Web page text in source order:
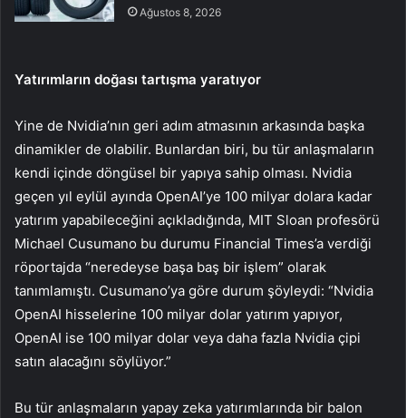
Ağustos 8, 2026
Yatırımların doğası tartışma yaratıyor
Yine de Nvidia’nın geri adım atmasının arkasında başka
dinamikler de olabilir. Bunlardan biri, bu tür anlaşmaların
kendi içinde döngüsel bir yapıya sahip olması. Nvidia
geçen yıl eylül ayında OpenAI’ye 100 milyar dolara kadar
yatırım yapabileceğini açıkladığında, MIT Sloan profesörü
Michael Cusumano bu durumu Financial Times’a verdiği
röportajda “neredeyse başa baş bir işlem” olarak
tanımlamıştı. Cusumano’ya göre durum şöyleydi: “Nvidia
OpenAI hisselerine 100 milyar dolar yatırım yapıyor,
OpenAI ise 100 milyar dolar veya daha fazla Nvidia çipi
satın alacağını söylüyor.”
Bu tür anlaşmaların yapay zeka yatırımlarında bir balon